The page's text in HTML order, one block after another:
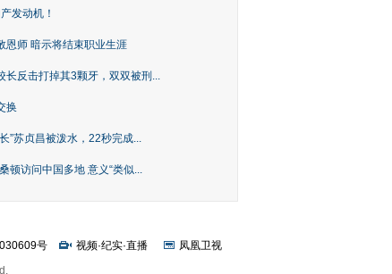
发动机！
恩师 暗示将结束职业生涯
长反击打掉其3颗牙，双双被刑...
换
”苏贞昌被泼水，22秒完成...
顿访问中国多地 意义“类似...
号 视频·纪实·直播
凤凰卫视